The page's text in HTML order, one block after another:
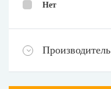
Нет
Производитель